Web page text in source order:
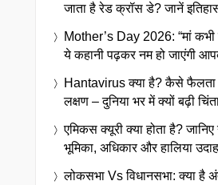
जाता है रेड क्रॉस डे? जानें
Mother’s Day 2026: “मां कभी
ये कहानी पढ़कर नम हो जाएंगी
Hantavirus क्या है? कैसे फैलता
लक्षण – दुनिया भर में क्यों बढ़ी
एमिकस क्यूरी क्या होता है? जानिए
भूमिका, अधिकार और हालिया
लोकसभा Vs विधानसभा: क्या है